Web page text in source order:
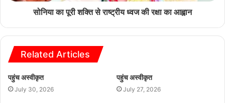
सोनिया का पूरी शक्ति से राष्ट्रीय ध्वज की रक्षा का आह्वान
Related Articles
पहुंच अस्वीकृत
July 30, 2026
पहुंच अस्वीकृत
July 27, 2026